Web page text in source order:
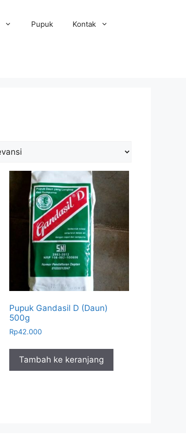
Pupuk Kontak
Pupuk Gandasil D (Daun)
500g
Rp42.000
Tambah ke keranjang